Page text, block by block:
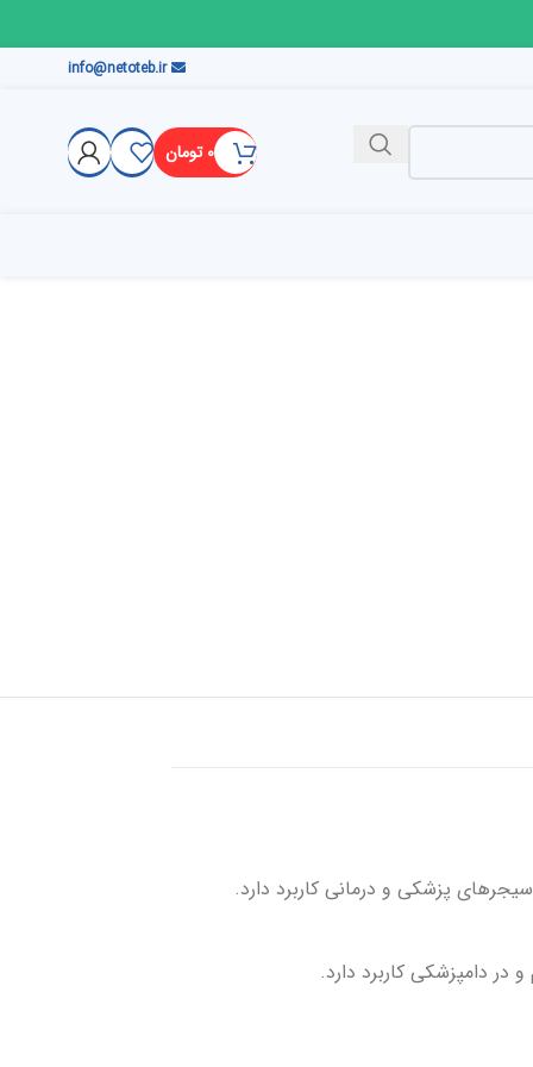
info@netoteb.ir
۰ تومان
پزشکی و درمانی کاربرد دارد.
دامپزشکی کاربرد دارد.